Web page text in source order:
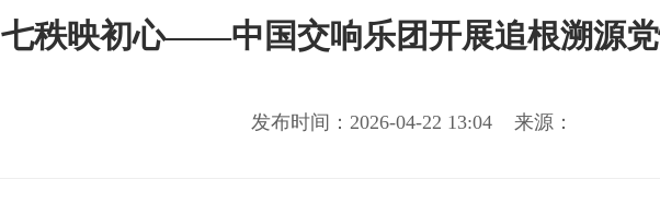
七秩映初心——中国交响乐团开展追根溯源
发布时间：2026-04-22 13:04 来源：